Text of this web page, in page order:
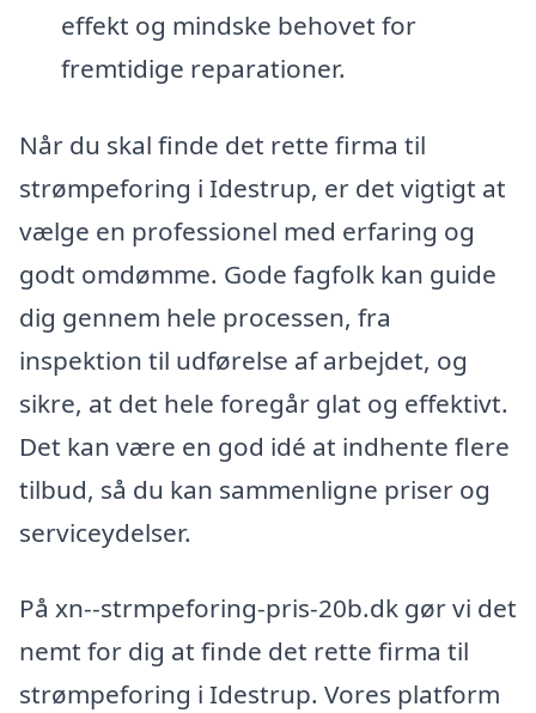
effekt og mindske behovet for
fremtidige reparationer.
Når du skal finde det rette firma til
strømpeforing i Idestrup, er det vigtigt at
vælge en professionel med erfaring og
godt omdømme. Gode fagfolk kan guide
dig gennem hele processen, fra
inspektion til udførelse af arbejdet, og
sikre, at det hele foregår glat og effektivt.
Det kan være en god idé at indhente flere
tilbud, så du kan sammenligne priser og
serviceydelser.
På xn--strmpeforing-pris-20b.dk gør vi det
nemt for dig at finde det rette firma til
strømpeforing i Idestrup. Vores platform